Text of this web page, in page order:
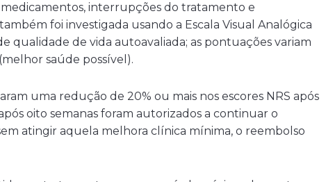
medicamentos, interrupções do tratamento e
foi investigada usando a Escala Visual Analógica
qualidade de vida autoavaliada; as pontuações variam
saúde possível).
uma redução de 20% ou mais nos escores NRS após
oito semanas foram autorizados a continuar o
atingir aquela melhora clínica mínima, o reembolso